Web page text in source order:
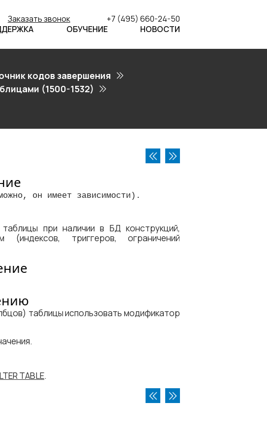
Заказать звонок
+7 (495) 660-24-50
ОБУЧЕНИЕ НОВОСТИ
кодов завершения
(1500-1532)
он имеет зависимости).
при наличии в БД конструкций,
триггеров, ограничений
таблицы использовать модификатор
TABLE.